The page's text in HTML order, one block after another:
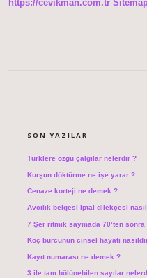
https://cevikman.com.tr
SON YAZILAR
Türklere özgü çalgılar nelerdir ?
Kurşun döktürme ne işe yarar ?
Cenaze korteji ne demek ?
Avcılık belgesi iptal dilekçesi nasıl
7 Şer ritmik saymada 70’ten sonra
Koç burcunun cinsel hayatı
Kayıt numarası ne demek ?
3 ile tam bölünebilen sayılar